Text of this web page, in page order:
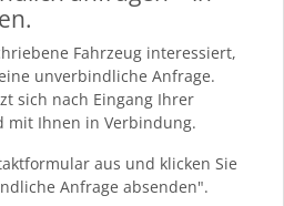
Fahrzeug interessiert,
unverbindliche Anfrage.
sich nach Eingang Ihrer
mit Ihnen in Verbindung.
aus und klicken Sie
Anfrage absenden".